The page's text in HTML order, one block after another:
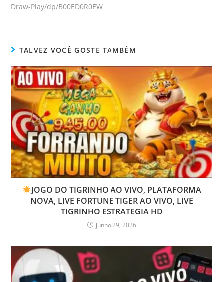
Draw-Play/dp/B00ED0R0EW
TALVEZ VOCÊ GOSTE TAMBÉM
JOGO DO TIGRINHO AO VIVO, PLATAFORMA
NOVA, LIVE FORTUNE TIGER AO VIVO, LIVE
TIGRINHO ESTRATEGIA HD
junho 29, 2026